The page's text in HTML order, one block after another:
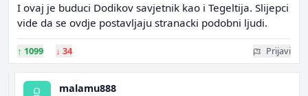
I ovaj je buduci Dodikov savjetnik kao i Tegeltija. Slijepci
vide da se ovdje postavljaju stranacki podobni ljudi.
↑ 1099 ↓ 34 Prijavi
malamu888